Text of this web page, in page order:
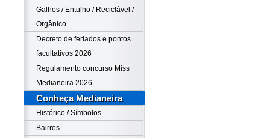
Galhos / Entulho / Reciclável /
Orgânico
Decreto de feriados e pontos
facultativos 2026
Regulamento concurso Miss
Medianeira 2026
Conheça Medianeira
Histórico / Símbolos
Bairros